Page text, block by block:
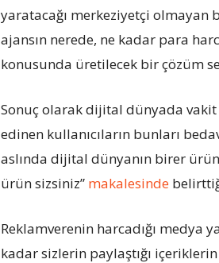
yaratacağı merkeziyetçi olmayan
ajansın nerede, ne kadar para
konusunda üretilecek bir çözüm
Sonuç olarak dijital dünyada
edinen kullanıcıların bunları
aslında dijital dünyanın birer
ürün sizsiniz” makalesinde
Reklamverenin harcadığı medya
kadar sizlerin paylaştığı